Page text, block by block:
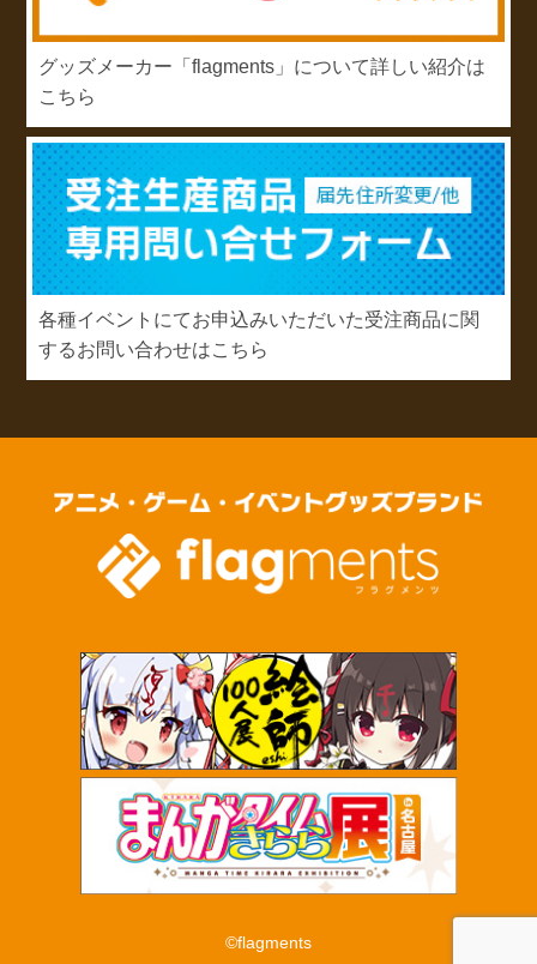
グッズメーカー「flagments」について詳しい紹介は
こちら
各種イベントにてお申込みいただいた受注商品に関
するお問い合わせはこちら
©flagments